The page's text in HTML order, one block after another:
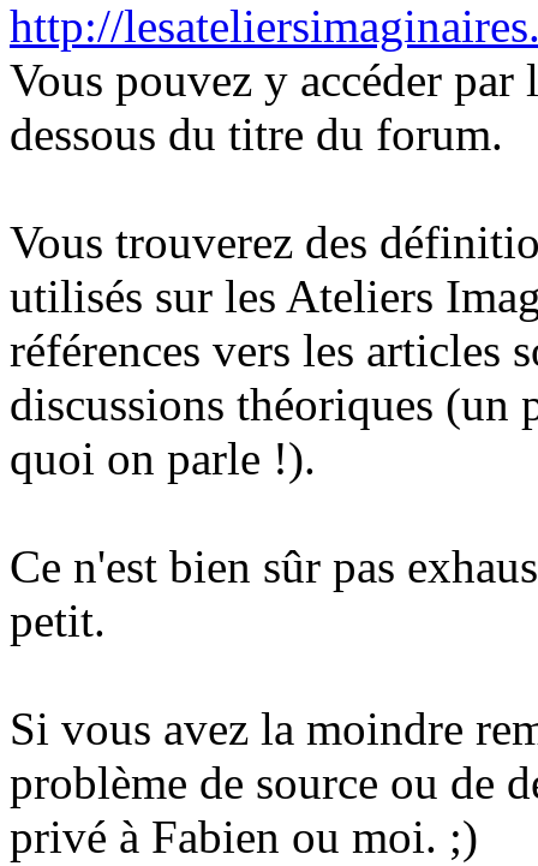
http://
Vous pouvez y accéder
dessous du titre du forum.
Vous trouverez des
utilisés sur les Ateliers
références vers les articles
discussions théoriques
quoi on parle !).
Ce n'est bien sûr pas
petit.
Si vous avez la moindre
problème de source ou de
privé à Fabien ou moi. ;)